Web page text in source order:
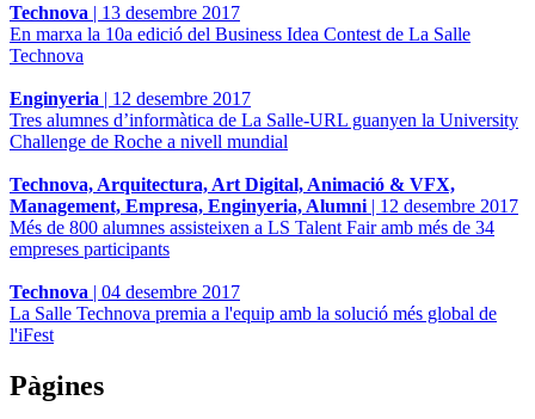
Technova | 13 desembre 2017
En marxa la 10a edició del Business Idea Contest de La Salle
Technova
Enginyeria | 12 desembre 2017
Tres alumnes d’informàtica de La Salle-URL guanyen la University
Challenge de Roche a nivell mundial
Technova, Arquitectura, Art Digital, Animació & VFX,
Management, Empresa, Enginyeria, Alumni | 12 desembre 2017
Més de 800 alumnes assisteixen a LS Talent Fair amb més de 34
empreses participants
Technova | 04 desembre 2017
La Salle Technova premia a l'equip amb la solució més global de
l'iFest
Pàgines